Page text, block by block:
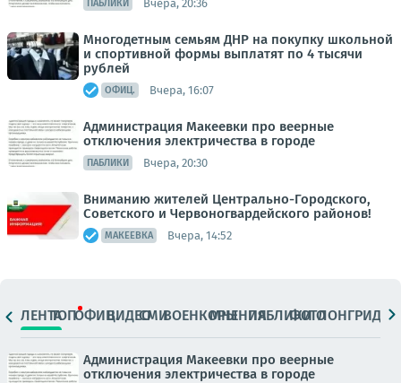
ПАБЛИКИ Вчера, 20:36
Многодетным семьям ДНР на покупку школьной
и спортивной формы выплатят по 4 тысячи
рублей
ОФИЦ. Вчера, 16:07
Администрация Макеевки про веерные
отключения электричества в городе
ПАБЛИКИ Вчера, 20:30
Вниманию жителей Центрально-Городского,
Советского и Червоногвардейского районов!
МАКЕЕВКА Вчера, 14:52
ЛЕНТАТОПОФИЦ.ВИДЕОСМИВОЕНКОРЫМНЕНИЯПАБЛИКИ
ФОТОЛОНГРИДЫ
Администрация Макеевки про веерные
отключения электричества в городе